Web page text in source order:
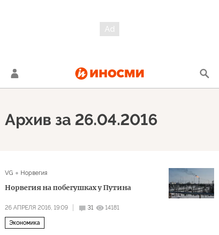
Архив за 26.04.2016
VG Норвегия
Норвегия на побегушках у Путина
26 АПРЕЛЯ 2016, 19:09 31 14181
Экономика